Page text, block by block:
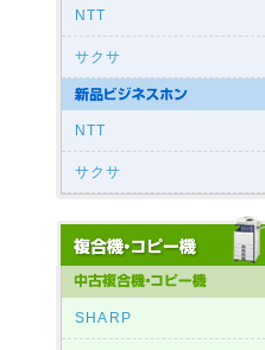
NTT
サクサ
NTT
サクサ
SHARP